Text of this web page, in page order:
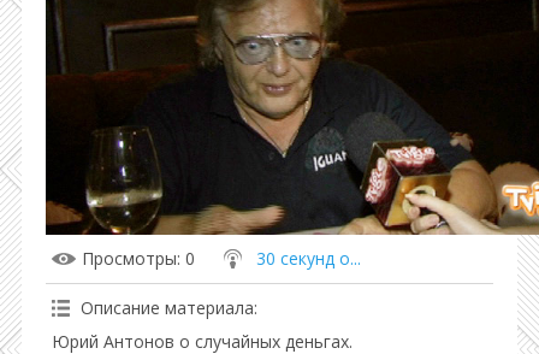
Просмотры: 0 30 секунд о...
Описание материала:
Юрий Антонов о случайных деньгах.